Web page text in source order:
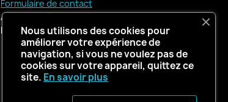
Formulaire de contact
Appelez-nous :
E-mail :contact@lesdelicesdeclo.fr
Nous utilisons des cookies pour
améliorer votre expérience de
navigation, si vous ne voulez pas de
cookies sur votre appareil, quittez ce
site. En savoir plus